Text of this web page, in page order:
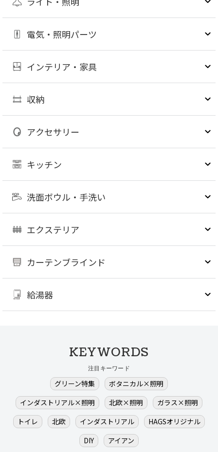
電気・照明パーツ
インテリア・家具
収納
アクセサリー
キッチン
洗面ボウル・手洗い
エクステリア
カーテンブラインド
給湯器
KEYWORDS
注目キーワード
グリーン特集
ボタニカル×照明
インダストリアル×照明
北欧×照明
ガラス×照明
トイレ
北欧 インダストリアル
HAGSオリジナル
DIY
アイアン